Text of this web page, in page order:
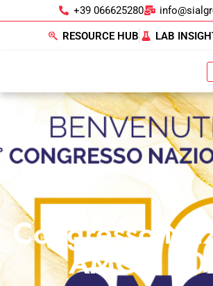
+39 066625280
RESOURCE HUB LAB
Congresso
AMCLI